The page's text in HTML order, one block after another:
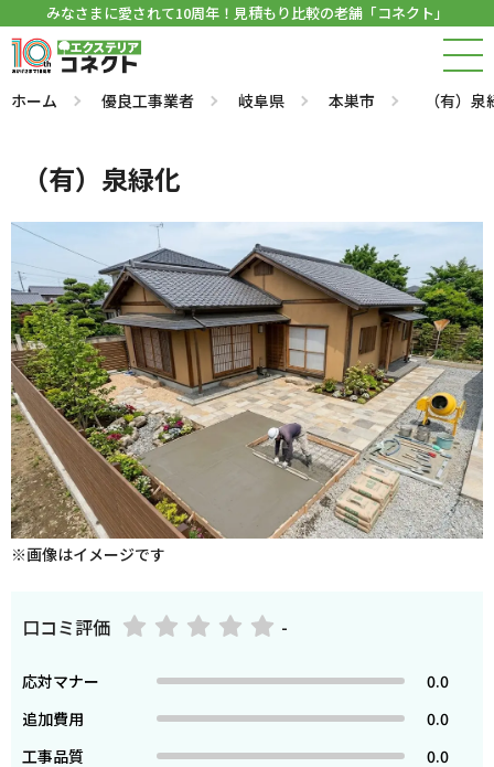
みなさまに愛されて10周年！見積もり比較の老舗「コネクト」
ホーム 優良工事業者 岐阜県 本巣市 （有）泉
（有）泉緑化
※画像はイメージです
口コミ評価 -
応対マナー
0.0
追加費用
0.0
工事品質
0.0